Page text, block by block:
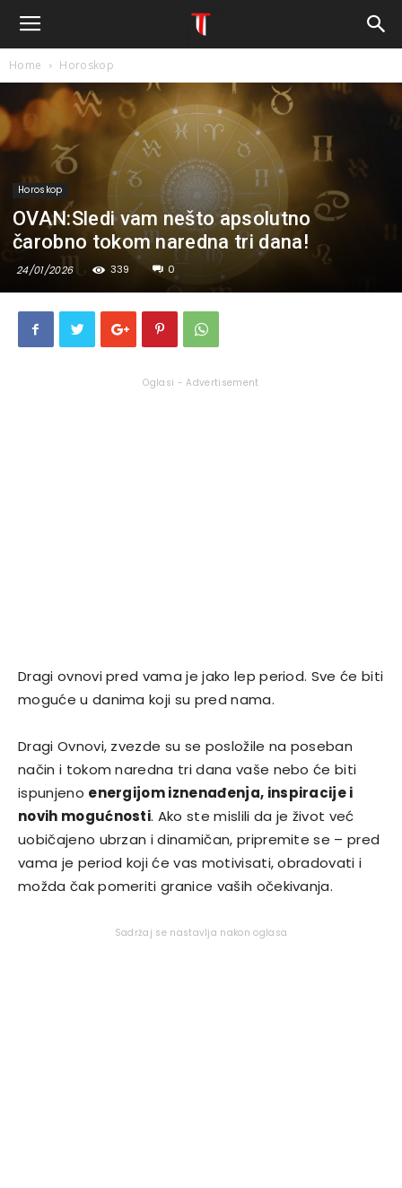
Home Horoskop
Horoskop
OVAN:Sledi vam nešto apsolutno
čarobno tokom naredna tri dana!
24/01/2026 339 0
Oglasi - Advertisement
Dragi ovnovi pred vama je jako lep period. Sve će biti
moguće u danima koji su pred nama.
Dragi Ovnovi, zvezde su se posložile na poseban
način i tokom naredna tri dana vaše nebo će biti
ispunjeno energijom iznenađenja, inspiracije i
novih mogućnosti. Ako ste mislili da je život već
uobičajeno ubrzan i dinamičan, pripremite se – pred
vama je period koji će vas motivisati, obradovati i
možda čak pomeriti granice vaših očekivanja.
Sadržaj se nastavlja nakon oglasa